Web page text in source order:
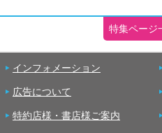
特集ページ
インフォメーション
広告について
特約店様・書店様ご案内